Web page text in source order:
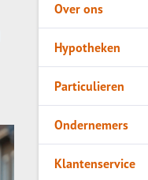
Over ons
Hypotheken
Particulieren
Ondernemers
Klantenservice